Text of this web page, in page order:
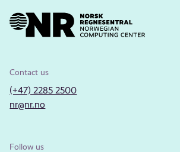
Contact us
(+47) 2285 2500
nr@nr.no
Follow us